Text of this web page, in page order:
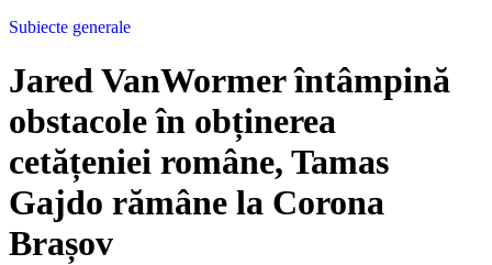
Subiecte generale
Jared VanWormer întâmpină
obstacole în obținerea
cetățeniei române, Tamas
Gajdo rămâne la Corona
Brașov